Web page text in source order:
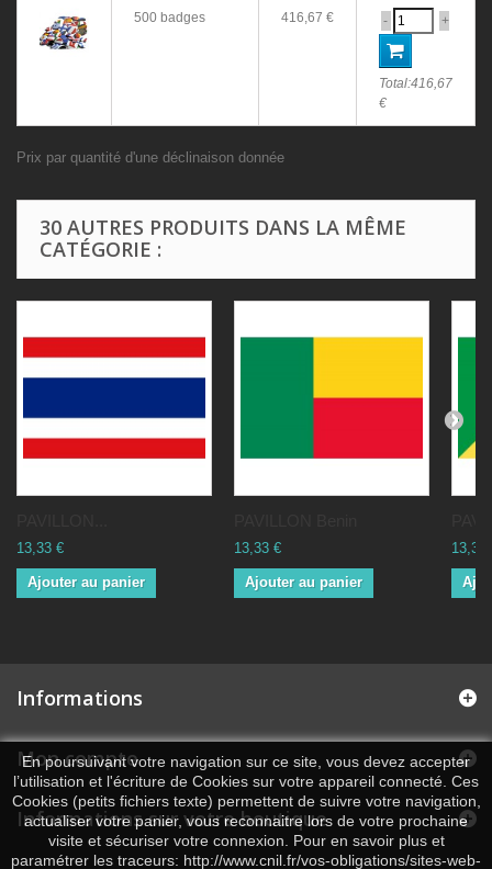
500 badges 416,67 € - +
Total:416,67
€
Prix par quantité d'une déclinaison donnée
30 AUTRES PRODUITS DANS LA MÊME
CATÉGORIE :
13,33 €
Ajouter au panier
13,33 €
Ajouter au panier
13,33
Informations
Mon compte
Informations sur votre boutique
En poursuivant votre navigation sur ce site, vous devez accepter
l’utilisation et l'écriture de Cookies sur votre appareil connecté. Ces
Cookies (petits fichiers texte) permettent de suivre votre navigation,
actualiser votre panier, vous reconnaitre lors de votre prochaine
visite et sécuriser votre connexion. Pour en savoir plus et
paramétrer les traceurs: http://www.cnil.fr/vos-obligations/sites-web-